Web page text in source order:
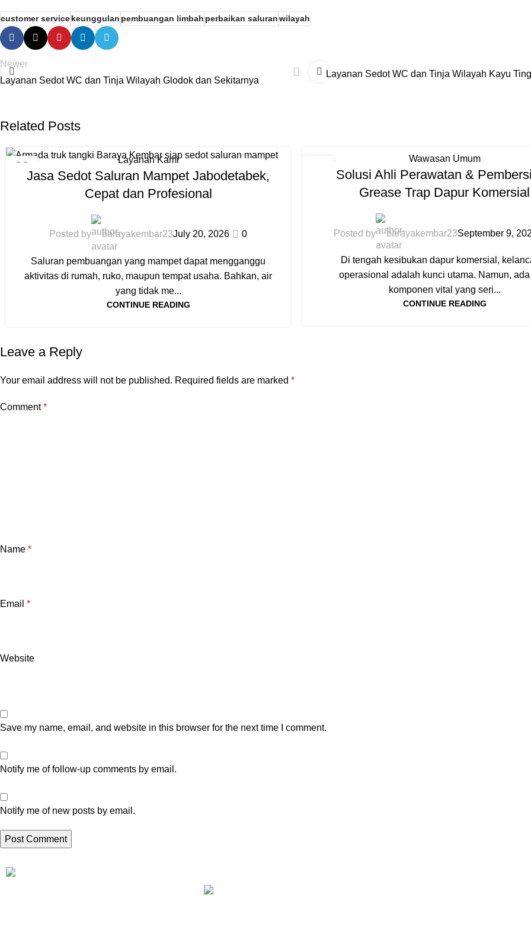
customer servicekeunggulanpembuangan limbahperbaikan saluranwilayah
Newer
Layanan Sedot WC dan Tinja Wilayah Glodok dan Sekitarnya
Layanan Sedot WC dan Tinja Wilayah Kayu
Related Posts
20
JUL
Layanan Kami
Jasa Sedot Saluran Mampet Jabodetabek,
Cepat dan Profesional
Posted by barayakembar23July 20, 2026 0
Saluran pembuangan yang mampet dapat mengganggu
aktivitas di rumah, ruko, maupun tempat usaha. Bahkan, air
yang tidak me...
CONTINUE READING
Wawasan Umum
Solusi Ahli Perawatan &
Grease Trap Dapur Komersial
Posted by barayakembar23September 9,
Di tengah kesibukan dapur komersial,
operasional adalah kunci utama. Namun, ada
komponen vital yang seri...
CONTINUE READING
Leave a Reply
Your email address will not be published. Required fields are marked *
Comment*
Name *
Email *
Website
Save my name, email, and website in this browser for the next time I comment.
Notify me of follow-up comments by email.
Notify me of new posts by email.